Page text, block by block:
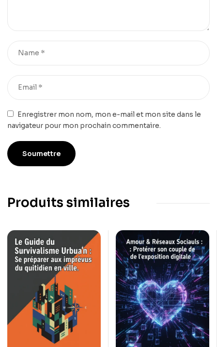
Enregistrer mon nom, mon e-mail et mon site dans le
navigateur pour mon prochain commentaire.
Produits similaires